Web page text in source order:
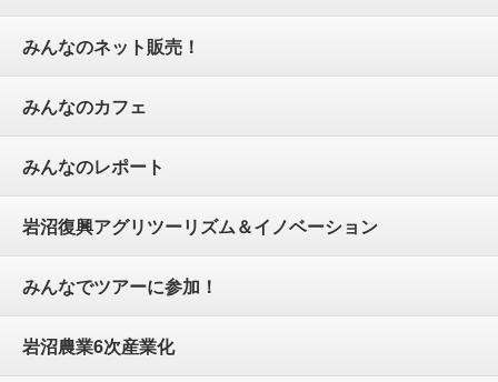
みんなのネット販売！
みんなのカフェ
みんなのレポート
岩沼復興アグリツーリズム＆イノベーション
みんなでツアーに参加！
岩沼農業6次産業化